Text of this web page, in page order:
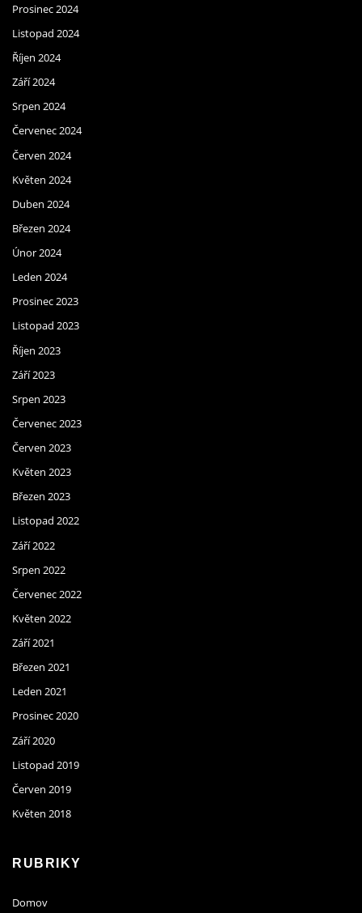
Prosinec 2024
Listopad 2024
Říjen 2024
Září 2024
Srpen 2024
Červenec 2024
Červen 2024
Květen 2024
Duben 2024
Březen 2024
Únor 2024
Leden 2024
Prosinec 2023
Listopad 2023
Říjen 2023
Září 2023
Srpen 2023
Červenec 2023
Červen 2023
Květen 2023
Březen 2023
Listopad 2022
Září 2022
Srpen 2022
Červenec 2022
Květen 2022
Září 2021
Březen 2021
Leden 2021
Prosinec 2020
Září 2020
Listopad 2019
Červen 2019
Květen 2018
RUBRIKY
Domov